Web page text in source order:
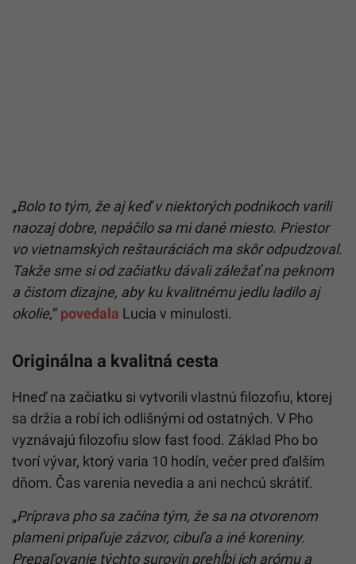
„Bolo to tým, že aj keď v niektorých podnikoch varili
naozaj dobre, nepáčilo sa mi dané miesto. Priestor
vo vietnamských reštauráciách ma skôr odpudzoval.
Takže sme si od začiatku dávali záležať na peknom
a čistom dizajne, aby ku kvalitnému jedlu ladilo aj
okolie,“ povedala Lucia v minulosti.
Originálna a kvalitná cesta
Hneď na začiatku si vytvorili vlastnú filozofiu, ktorej
sa držia a robí ich odlišnými od ostatných. V Pho
vyznávajú filozofiu slow fast food. Základ Pho bo
tvorí vývar, ktorý varia 10 hodín, večer pred ďalším
dňom. Čas varenia nevedia a ani nechcú skrátiť.
„Príprava pho sa začína tým, že sa na otvorenom
plameni pripaľuje zázvor, cibuľa a iné koreniny.
Prepaľovanie týchto surovín prehĺbi ich arómu a